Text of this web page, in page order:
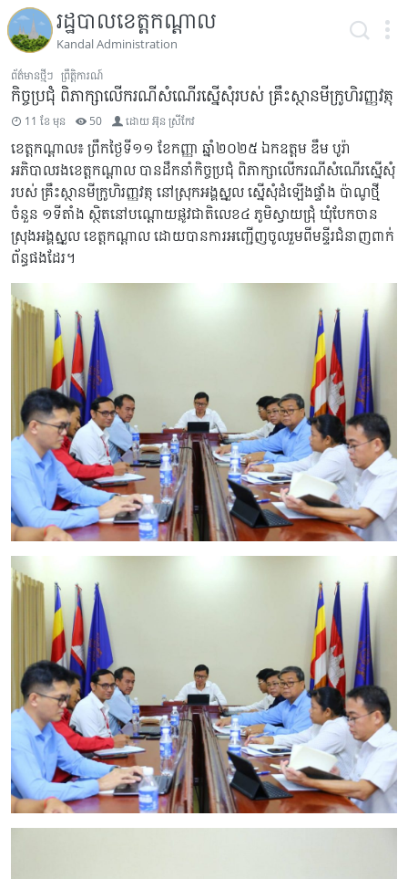
រដ្ឋបាលខេត្តកណ្តាល
Kandal Administration
ព័ត៌មានថ្មីៗ ព្រឹត្តិការណ៍
កិច្ចប្រជុំ ពិភាក្សាលើករណីសំណើរស្នើសុំរបស់ គ្រឹះស្ថានមីក្រូហិរញ្ញវត្ថុ
11 ខែ មុន 50 ដោយអ៊ុន ស្រីកែវ
ខេត្តកណ្ដាល៖ ព្រឹកថ្ងៃទី១១ ខែកញ្ញា ឆ្នាំ២០២៥ ឯកឧត្តម ឌឹម បូរ៉ា
អភិបាលរងខេត្តកណ្តាល បានដឹកនាំកិច្ចប្រជុំ ពិភាក្សាលើករណីសំណើរស្នើសុំ
របស់ គ្រឹះស្ថានមីក្រូហិរញ្ញវត្ថុ នៅស្រុកអង្គស្នួល ស្នើសុំដំឡើងផ្ទាំង ប៉ាណូថ្មី
ចំនួន ១ទីតាំង ស្ថិតនៅបណ្តោយផ្លូវជាតិលេខ៤ ភូមិស្វាយជ្រុំ ឃុំបែកចាន
ស្រុងអង្គស្នួល ខេត្តកណ្តាល ដោយបានការអញ្ជើញចូលរួមពីមន្ទីរជំនាញពាក់
ព័ន្ធផងដែរ។